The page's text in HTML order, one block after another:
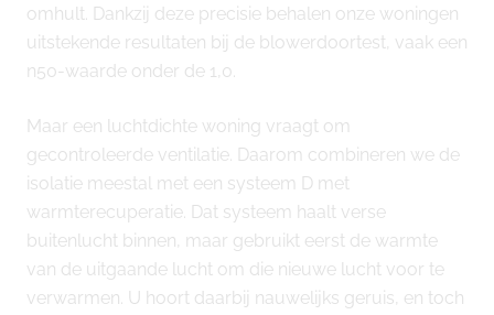
omhult. Dankzij deze precisie behalen onze woningen
uitstekende resultaten bij de blowerdoortest, vaak een
n50-waarde onder de 1,0.
Maar een luchtdichte woning vraagt om
gecontroleerde ventilatie. Daarom combineren we de
isolatie meestal met een systeem D met
warmterecuperatie. Dat systeem haalt verse
buitenlucht binnen, maar gebruikt eerst de warmte
van de uitgaande lucht om die nieuwe lucht voor te
verwarmen. U hoort daarbij nauwelijks geruis, en toch